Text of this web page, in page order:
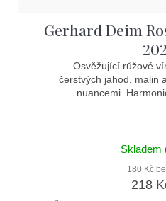
Gerhard Deim
Osvěžující růžové
čerstvých jahod, malin
nuancemi.
Skladem
180 Kč
218